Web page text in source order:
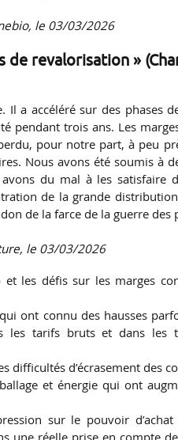
le 03/03/2026
de revalorisation »
a accéléré sur des phases
pendant trois ans. Les
pour notre part, à peu
Nous avons été soumis à
du mal à les
de la grande
de la farce de la guerre
le 03/03/2026
les défis sur les marges
ont connu des hausses
les tarifs bruts et dans les
difficultés d’écrasement des
et énergie qui ont
sur le pouvoir
une réelle prise en compte